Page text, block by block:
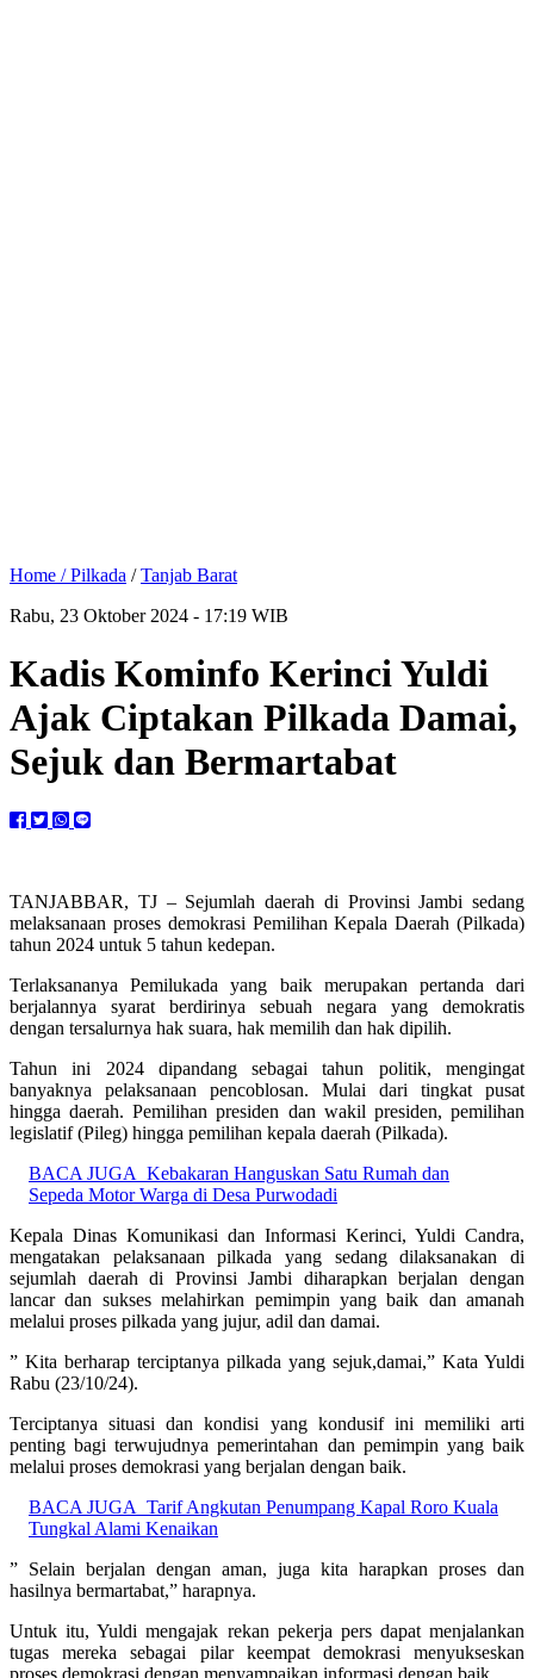
Home /Pilkada /Tanjab Barat
Rabu, 23 Oktober 2024 - 17:19 WIB
Kadis Kominfo Kerinci Yuldi
Ajak Ciptakan Pilkada Damai,
Sejuk dan Bermartabat
TANJABBAR, TJ – Sejumlah daerah di Provinsi Jambi sedang
melaksanaan proses demokrasi Pemilihan Kepala Daerah (Pilkada)
tahun 2024 untuk 5 tahun kedepan.
Terlaksananya Pemilukada yang baik merupakan pertanda dari
berjalannya syarat berdirinya sebuah negara yang demokratis
dengan tersalurnya hak suara, hak memilih dan hak dipilih.
Tahun ini 2024 dipandang sebagai tahun politik, mengingat
banyaknya pelaksanaan pencoblosan. Mulai dari tingkat pusat
hingga daerah. Pemilihan presiden dan wakil presiden, pemilihan
legislatif (Pileg) hingga pemilihan kepala daerah (Pilkada).
BACA JUGA Kebakaran Hanguskan Satu Rumah dan
Sepeda Motor Warga di Desa Purwodadi
Kepala Dinas Komunikasi dan Informasi Kerinci, Yuldi Candra,
mengatakan pelaksanaan pilkada yang sedang dilaksanakan di
sejumlah daerah di Provinsi Jambi diharapkan berjalan dengan
lancar dan sukses melahirkan pemimpin yang baik dan amanah
melalui proses pilkada yang jujur, adil dan damai.
” Kita berharap terciptanya pilkada yang sejuk,damai,” Kata Yuldi
Rabu (23/10/24).
Terciptanya situasi dan kondisi yang kondusif ini memiliki arti
penting bagi terwujudnya pemerintahan dan pemimpin yang baik
melalui proses demokrasi yang berjalan dengan baik.
BACA JUGA Tarif Angkutan Penumpang Kapal Roro Kuala
Tungkal Alami Kenaikan
” Selain berjalan dengan aman, juga kita harapkan proses dan
hasilnya bermartabat,” harapnya.
Untuk itu, Yuldi mengajak rekan pekerja pers dapat menjalankan
tugas mereka sebagai pilar keempat demokrasi menyukseskan
proses demokrasi dengan menyampaikan informasi dengan baik.